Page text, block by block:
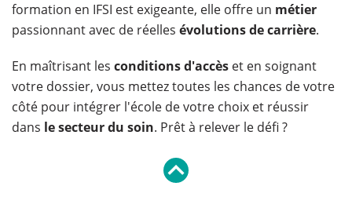
formation en IFSI est exigeante, elle offre un métier
passionnant avec de réelles évolutions de carrière.
En maîtrisant les conditions d'accès et en soignant
votre dossier, vous mettez toutes les chances de votre
côté pour intégrer l'école de votre choix et réussir
dans le secteur du soin. Prêt à relever le défi ?